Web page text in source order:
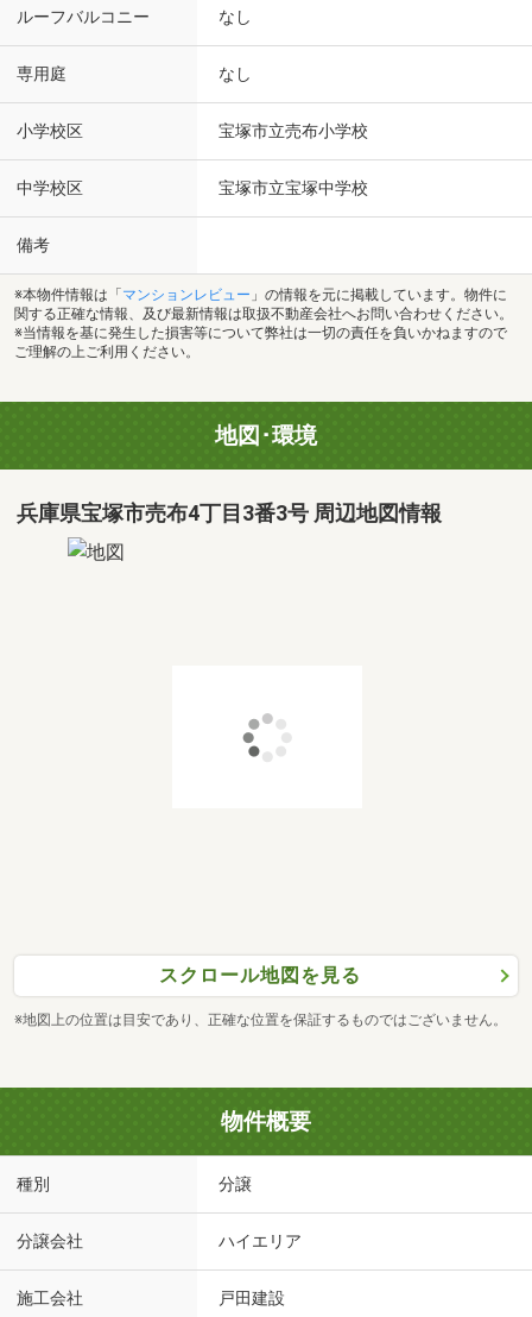
ルーフバルコニー なし
専用庭 なし
小学校区 宝塚市立売布小学校
中学校区 宝塚市立宝塚中学校
備考
※本物件情報は「 マンションレビュー 」の情報を元に掲載しています。物件に
関する正確な情報、及び最新情報は取扱不動産会社へお問い合わせください。
※当情報を基に発生した損害等について弊社は一切の責任を負いかねますので
ご理解の上ご利用ください。
地図･環境
兵庫県宝塚市売布4丁目3番3号 周辺地図情報
スクロール地図を見る
※地図上の位置は目安であり、正確な位置を保証するものではございません。
物件概要
種別 分譲
分譲会社 ハイエリア
施工会社 戸田建設